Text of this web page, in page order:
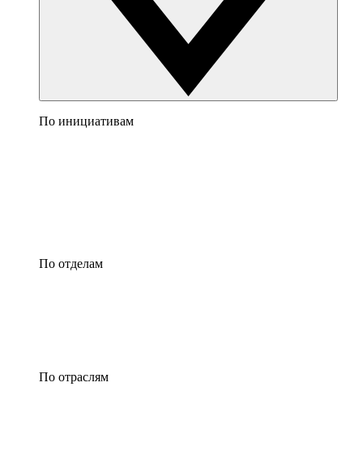
По инициативам
По отделам
По отраслям